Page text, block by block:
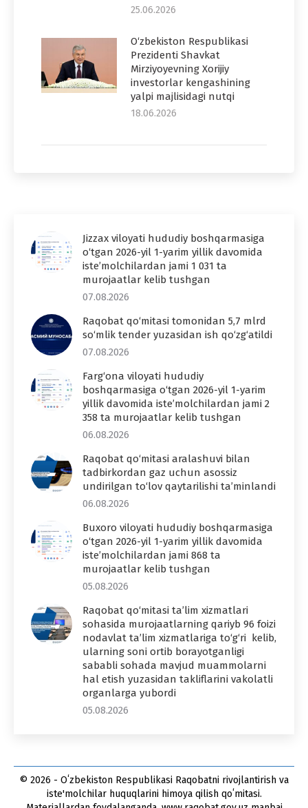
25.06.2026
O‘zbekiston Respublikasi
Prezidenti Shavkat
Mirziyoyevning Xorijiy
investorlar kengashining
yalpi majlisidagi nutqi
18.06.2026
Jizzax viloyati hududiy boshqarmasiga
o‘tgan 2026-yil 1-yarim yillik davomida
iste’molchilardan jami 1 031 ta
murojaatlar kelib tushgan
07.08.2026
Raqobat qo‘mitasi tomonidan 5,7 mlrd
so‘mlik tender yuzasidan ish qo‘zg‘atildi
07.08.2026
Farg‘ona viloyati hududiy
boshqarmasiga o‘tgan 2026-yil 1-yarim
yillik davomida iste’molchilardan jami 2
358 ta murojaatlar kelib tushgan
06.08.2026
Raqobat qo‘mitasi aralashuvi bilan
tadbirkordan gaz uchun asossiz
undirilgan to‘lov qaytarilishi ta’minlandi
06.08.2026
Buxoro viloyati hududiy boshqarmasiga
o‘tgan 2026-yil 1-yarim yillik davomida
iste’molchilardan jami 868 ta
murojaatlar kelib tushgan
05.08.2026
Raqobat qo‘mitasi ta’lim xizmatlari
sohasida murojaatlarning qariyb 96 foizi
nodavlat ta’lim xizmatlariga to‘g‘ri kelib,
ularning soni ortib borayotganligi
sababli sohada mavjud muammolarni
hal etish yuzasidan takliflarini vakolatli
organlarga yubordi
05.08.2026
© 2026 - Oʻzbekiston Respublikasi Raqobatni rivojlantirish va
iste'molchilar huquqlarini himoya qilish qoʻmitasi.